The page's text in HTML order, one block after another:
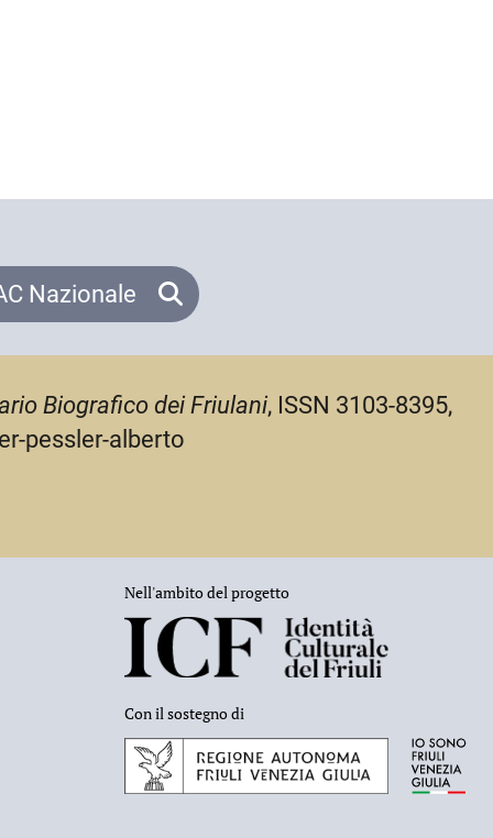
Nazionale
Biografico dei Friulani, ISSN 3103-8395,
pessler-alberto
Nell'ambito del progetto
Con il sostegno di